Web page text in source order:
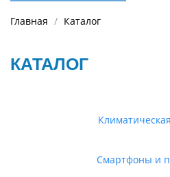
Главная Каталог
КАТАЛОГ
Смартфоны и